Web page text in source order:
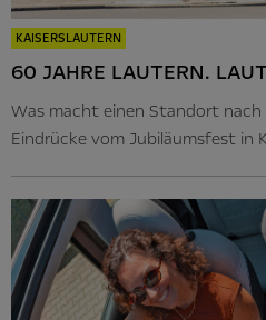
KAISERSLAUTERN
60 JAHRE LAUTERN.
Was macht einen Standort nach
Eindrücke vom Jubiläumsfest in